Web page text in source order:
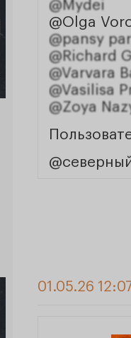
@Mydei
@Olga
@pansy
@Richard
@Varvara
@Vasilisa
@Zoya
01.05.26